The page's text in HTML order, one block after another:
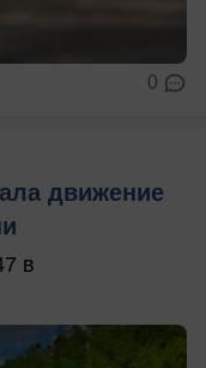
0
движение
в